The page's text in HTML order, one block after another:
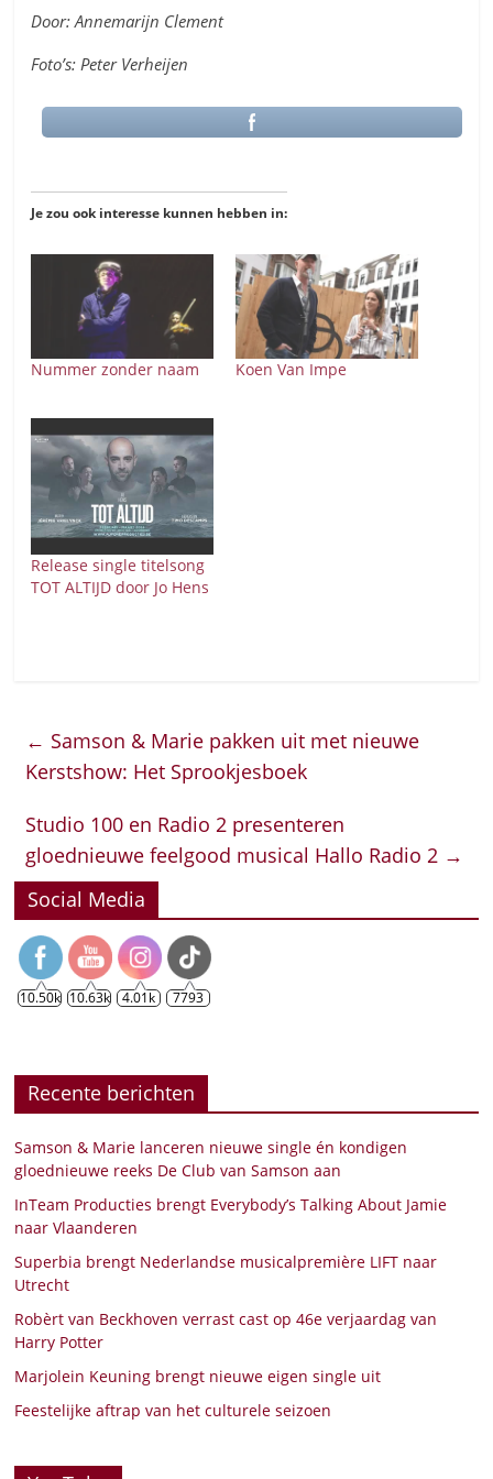
Door: Annemarijn Clement
Foto’s: Peter Verheijen
Je zou ook interesse kunnen hebben in:
Nummer zonder naam Koen Van Impe
Release single titelsong
TOT ALTIJD door Jo Hens
← Samson & Marie pakken uit met nieuwe
Kerstshow: Het Sprookjesboek
Studio 100 en Radio 2 presenteren
gloednieuwe feelgood musical Hallo Radio 2 →
Social Media
10.50k 10.63k 4.01k 7793
Recente berichten
Samson & Marie lanceren nieuwe single én kondigen
gloednieuwe reeks De Club van Samson aan
InTeam Producties brengt Everybody’s Talking About Jamie
naar Vlaanderen
Superbia brengt Nederlandse musicalpremière LIFT naar
Utrecht
Robèrt van Beckhoven verrast cast op 46e verjaardag van
Harry Potter
Marjolein Keuning brengt nieuwe eigen single uit
Feestelijke aftrap van het culturele seizoen